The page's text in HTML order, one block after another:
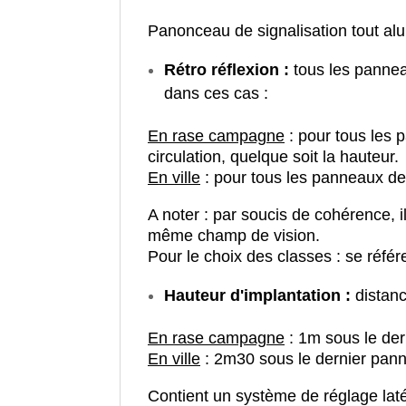
Panonceau de signalisation tout
Rétro réflexion : tous les
dans ces cas :
En rase campagne : pour tous les
circulation, quelque soit la hauteur.
En ville : pour tous les panneaux
A noter : par soucis de cohérence,
même champ de vision.
Pour le choix des classes : se
Hauteur d'implantation :
En rase campagne : 1m sous le
En ville : 2m30 sous le dernier
Contient un système de réglage